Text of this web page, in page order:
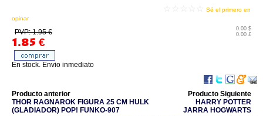
Sé el primero en
opinar
PVP: 1.95 €
1.85 €
0.00 $
0.00 £
En stock. Envio inmediato
Producto anterior
THOR RAGNAROK FIGURA 25 CM HULK
(GLADIADOR) POP! FUNKO-907
Producto Siguiente
HARRY POTTER
JARRA HOGWARTS